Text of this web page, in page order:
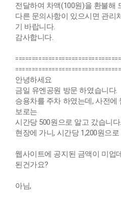
전달하여 차액(100원)을 환불해
다른 문의사항이 있으시면 관리
기 바랍니다.
감사합니다.
==============================
==============================
안녕하세요
금일 유엔공원 방문 하였습니다.
승용차를 주차 하였는데, 사전에
보로는
시간당 500원으로 알고 갔습니다.
현장에 가니, 시간당 1,200원으
웹사이트에 공지된 금액이 미업
된건가요?
아님,